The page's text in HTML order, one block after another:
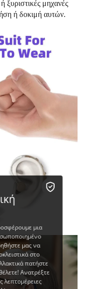
ξυριστικές μηχανές
ή δοκιμή αυτών.
μια
μας να
στο
πατήστε
Ανατρέξτε
λεπτομέρειες